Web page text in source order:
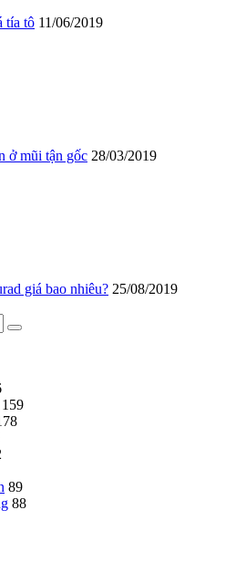
tía tô 11/06/2019
ở mũi tận gốc 28/03/2019
giá bao nhiêu? 25/08/2019
159
89
88